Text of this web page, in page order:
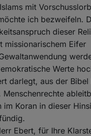
mit
ich bezweifeln.
dieser
missionarischem Eifer
Werte
darlegt, aus der Bibel
Menschenrechte
im Koran in dieser
Ebert, für Ihre